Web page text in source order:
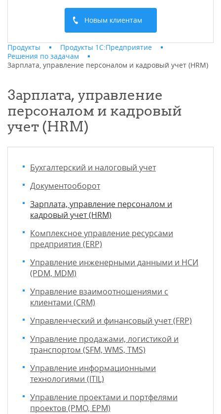
Новым клиентам
Продукты
Продукты 1С:Предприятие
Решения по задачам
Зарплата, управление персоналом и кадровый учет (HRM)
Зарплата, управление
персоналом и кадровый
учет (HRM)
Бухгалтерский и налоговый учет
Документооборот
Зарплата, управление персоналом и
кадровый учет (HRM)
Комплексное управление ресурсами
предприятия (ERP)
Управление инженерными данными и НСИ
(PDM, MDM)
Управление взаимоотношениями с
клиентами (CRM)
Управленческий и финансовый учет (FRP)
Управление продажами, логистикой и
транспортом (SFM, WMS, TMS)
Управление информационными
технологиями (ITIL)
Управление проектами и портфелями
проектов (PMO, EPM)